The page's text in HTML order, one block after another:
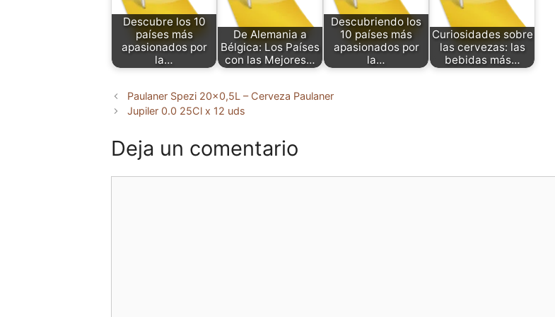
Descubre los 10
países más
apasionados por
la…
De Alemania a
Bélgica: Los Países
con las Mejores…
Descubriendo los
10 países más
apasionados por
la…
Curiosidades sobre
las cervezas: las
bebidas más…
Paulaner Spezi 20×0,5L – Cerveza Paulaner
Jupiler 0.0 25Cl x 12 uds
Deja un comentario